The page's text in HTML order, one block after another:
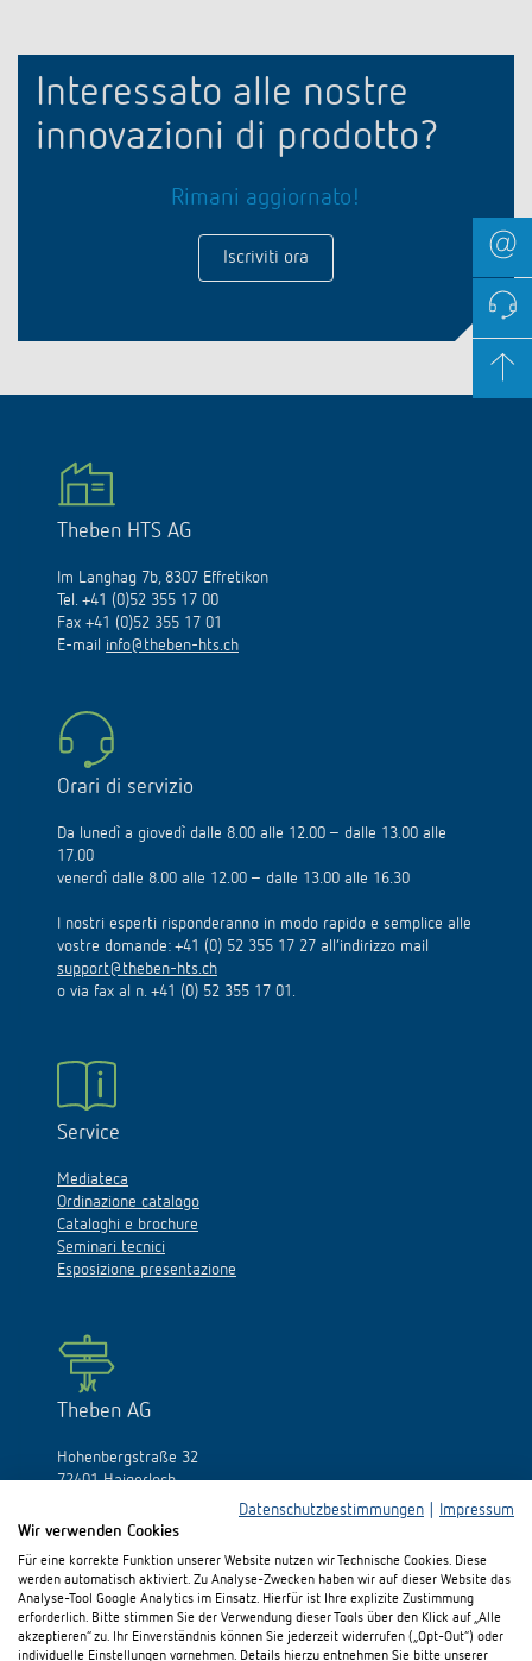
Interessato alle nostre
innovazioni di prodotto?
Rimani aggiornato!
Iscriviti ora
Theben HTS AG
Im Langhag 7b, 8307 Effretikon
Tel. +41 (0)52 355 17 00
Fax +41 (0)52 355 17 01
E-mail info@theben-hts.ch
Orari di servizio
Da lunedì a giovedì dalle 8.00 alle 12.00 – dalle 13.00 alle
17.00
venerdì dalle 8.00 alle 12.00 – dalle 13.00 alle 16.30
I nostri esperti risponderanno in modo rapido e semplice alle
vostre domande: +41 (0) 52 355 17 27 all’indirizzo mail
support@theben-hts.ch
o via fax al n. +41 (0) 52 355 17 01.
Service
Mediateca
Ordinazione catalogo
Cataloghi e brochure
Seminari tecnici
Esposizione presentazione
Theben AG
Hohenbergstraße 32
72401 Haigerloch
Fax: +49 (0)74 74/692-150
E-Mail:info@theben.de
Datenschutzbestimmungen
Impressum
Wir verwenden Cookies
Für eine korrekte Funktion unserer Website nutzen wir Technische Cookies. Diese
werden automatisch aktiviert. Zu Analyse-Zwecken haben wir auf dieser Website das
Analyse-Tool Google Analytics im Einsatz. Hierfür ist Ihre explizite Zustimmung
erforderlich. Bitte stimmen Sie der Verwendung dieser Tools über den Klick auf „Alle
akzeptieren“ zu. Ihr Einverständnis können Sie jederzeit widerrufen („Opt-Out“) oder
individuelle Einstellungen vornehmen. Details hierzu entnehmen Sie bitte unserer